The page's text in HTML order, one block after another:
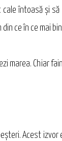
întoasă şi
ce în ce mai
marea. Chiar
Acest